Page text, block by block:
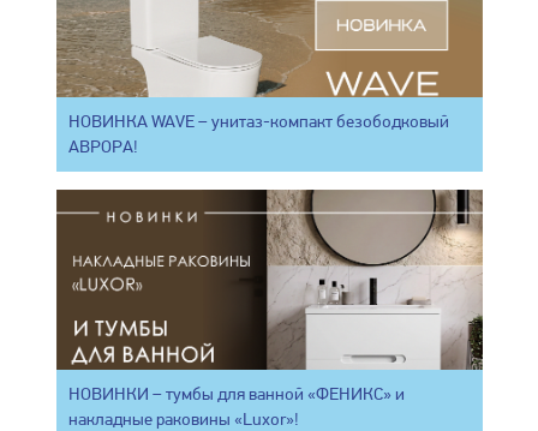
НОВИНКА WAVE – унитаз-компакт безободковый
АВРОРА!
НОВИНКИ – тумбы для ванной «ФЕНИКС» и
накладные раковины «Luxor»!